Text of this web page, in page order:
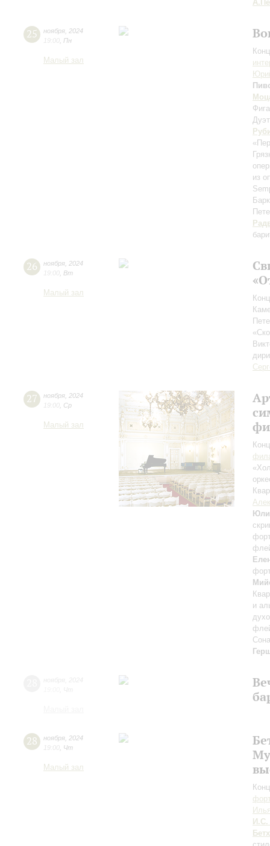
25 ноября 2024
19:00 Пн
Малый зал
из
26 ноября 2024
19:00 Вт
Малый зал
27 ноября 2024
19:00 Ср
Малый зал
и
28 ноября 2024
19:00 Чт
Малый зал
И.С.